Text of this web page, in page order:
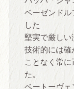
ベーゼンド
した
堅実で厳し
技術的には
ことなく常
た。
ベートーヴ